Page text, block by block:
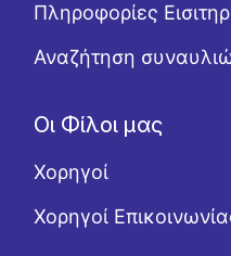
Πληροφορίες
Αναζήτηση
Οι Φίλοι μας
Χορηγοί
Χορηγοί